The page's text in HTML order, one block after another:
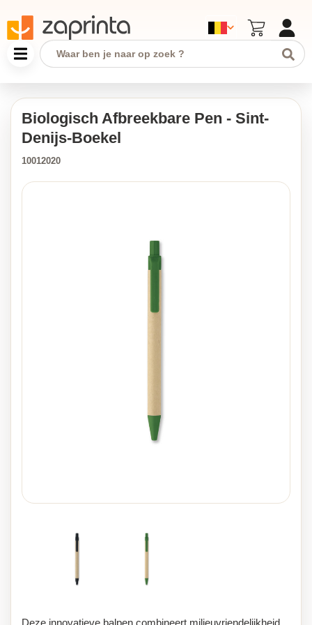
Biologisch Afbreekbare Pen - Sint-
Denijs-Boekel
10012020
Deze innovatieve balpen combineert milieuvriendelijkheid